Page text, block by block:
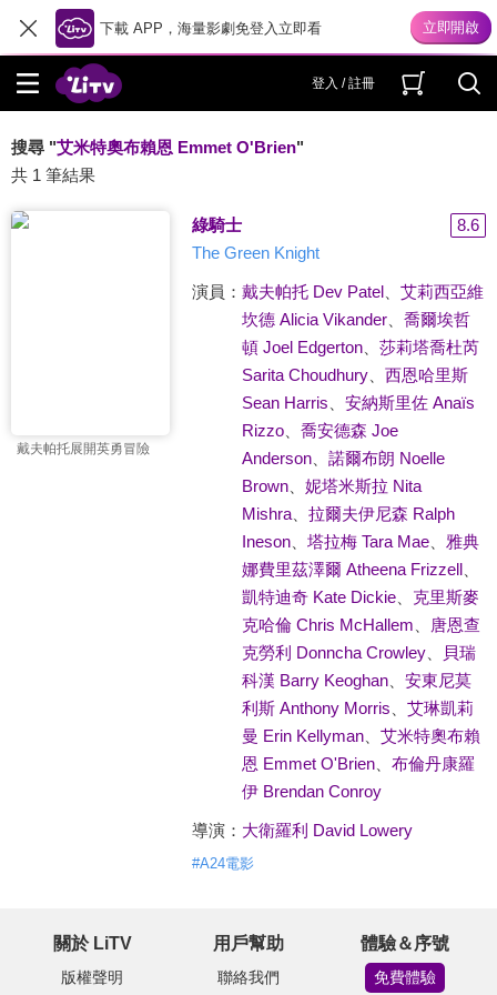
下載 APP，海量影劇免登入立即看
登入 / 註冊
搜尋 "艾米特奧布賴恩 Emmet O'Brien"
共 1 筆結果
戴夫帕托展開英勇冒險
綠騎士
8.6
The Green Knight
演員： 戴夫帕托 Dev Patel、 艾莉西亞維
坎德 Alicia Vikander、 喬爾埃哲
頓 Joel Edgerton、 莎莉塔喬杜芮
Sarita Choudhury、 西恩哈里斯
Sean Harris
安納斯里佐 Anaïs
Rizzo、 喬安德森 Joe
Anderson、 諾爾布朗 Noelle
Brown、 妮塔米斯拉 Nita
Mishra、 拉爾夫伊尼森 Ralph
Ineson、 塔拉梅 Tara Mae、 雅典
娜費里茲澤爾 Atheena Frizzell、
凱特迪奇 Kate Dickie、 克里斯麥
克哈倫 Chris McHallem
唐恩查
克勞利 Donncha Crowley、
貝瑞
科漢 Barry Keoghan、 安東尼莫
利斯 Anthony Morris
艾琳凱莉
曼 Erin Kellyman、 艾米特奧布賴
恩 Emmet O'Brien、 布倫丹康羅
伊 Brendan Conroy
導演： 大衛羅利 David Lowery
#A24電影
關於 LiTV
版權聲明
用戶幫助
聯絡我們
體驗＆序號
免費體驗